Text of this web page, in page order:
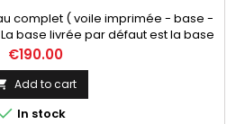
complet ( voile imprimée - base -
base livrée par défaut est la base
pouvez en changer soit par une
4Kg, soit une 12Kg.
Price
€190.00
Add to cart
 In stock